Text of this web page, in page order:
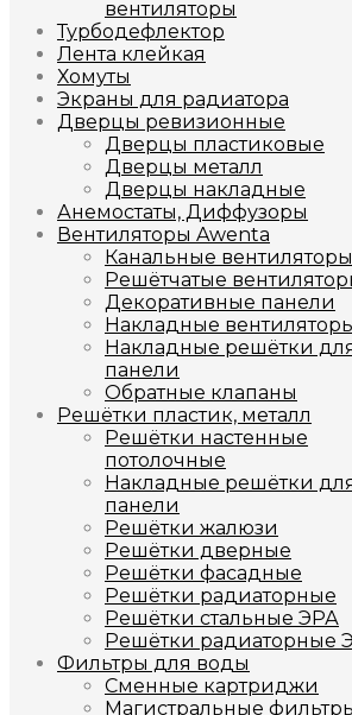
вентиляторы
Турбодефлектор
Лента клейкая
Хомуты
Экраны для радиатора
Дверцы ревизионные
Дверцы пластиковые
Дверцы металл
Дверцы накладные
Анемостаты, Диффузоры
Вентиляторы Awenta
Канальные вентиляторы
Решётчатые
Декоративные панели
Накладные
Накладные решётки
панели
Обратные клапаны
Решётки пластик, металл
Решётки настенные
потолочные
Накладные решётки
панели
Решётки жалюзи
Решётки дверные
Решётки фасадные
Решётки радиаторные
Решётки стальные ЭРА
Решётки радиаторные
Фильтры для воды
Сменные картриджи
Магистральные